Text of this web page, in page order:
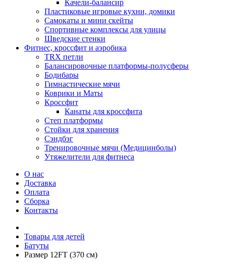
Качели-балансир
Пластиковые игровые кухни, домики
Самокаты и мини скейты
Спортивные комплексы для улицы
Шведские стенки
Фитнес, кроссфит и аэробика
TRX петли
Балансировочные платформы-полусферы
Бодибары
Гимнастические мячи
Коврики и Маты
Кроссфит
Канаты для кроссфита
Степ платформы
Стойки для хранения
Сэндбэг
Тренировочные мячи (Медицинболы)
Утяжелители для фитнеса
О нас
Доставка
Оплата
Сборка
Контакты
Товары для детей
Батуты
Размер 12FT (370 см)